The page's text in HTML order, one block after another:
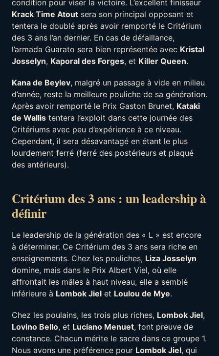
condition pour viser la victoire. L’excellent finisseur
Krack Time Atout sera son principal opposant et
tentera le doublé après avoir remporté le Critérium
des 3 ans l’an dernier. En cas de défaillance,
l’armada Guarato sera bien représentée avec Kristal
Josselyn, Kaporal des Forges, et Killer Queen.
Kana de Beylev, malgré un passage à vide en milieu
d’année, reste la meilleure pouliche de sa génération.
Après avoir remporté le Prix Gaston Brunet, Kataki
de Wallis tentera l’exploit dans cette journée des
Critériums avec peu d’expérience à ce niveau.
Cependant, il sera désavantagé en étant le plus
lourdement ferré (ferré des postérieurs et plaqué
des antérieurs).
Critérium des 3 ans : un leadership à
définir
Le leadership de la génération des « L » est encore
à déterminer. Ce Critérium des 3 ans sera riche en
enseignements. Chez les pouliches, Liza Josselyn
domine, mais dans le Prix Albert Viel, où elle
affrontait les mâles à haut niveau, elle a semblé
inférieure à Lombok Jiel et Loulou de Mye.
Chez les poulains, les trois plus riches, Lombok Jiel,
Lovino Bello, et Luciano Menuet, font preuve de
constance. Chacun mérite le sacre dans ce groupe 1.
Nous avons une préférence pour Lombok Jiel, qui